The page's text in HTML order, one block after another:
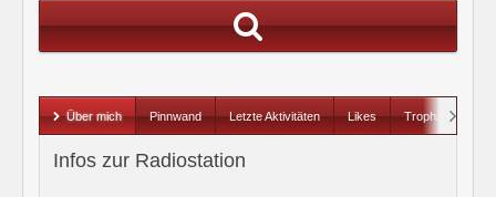
Über mich Pinnwand Letzte Aktivitäten Likes Trophäen
Infos zur Radiostation